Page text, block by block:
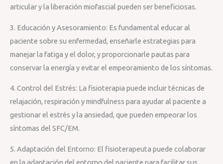
articular y la liberación miofascial pueden ser beneficiosas.
3. Educación y Asesoramiento: Es fundamental educar al
paciente sobre su enfermedad, enseñarle estrategias para
manejar la fatiga y el dolor, y proporcionarle pautas para
conservar la energía y evitar el empeoramiento de los síntomas.
4. Control del Estrés: La fisioterapia puede incluir técnicas de
relajación, respiración y mindfulness para ayudar al paciente a
gestionar el estrés y la ansiedad, que pueden empeorar los
síntomas del SFC/EM.
5. Adaptación del Entorno: El fisioterapeuta puede colaborar
en la adaptación del entorno del paciente para facilitar sus